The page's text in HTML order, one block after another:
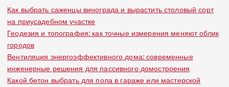
Как выбрать саженцы винограда и вырастить столовый сорт
на приусадебном участке
Геодезия и топография: как точные измерения меняют облик
городов
Вентиляция энергоэффективного дома: современные
инженерные решения для пассивного домостроения
Какой бетон выбрать для пола в гараже или мастерской